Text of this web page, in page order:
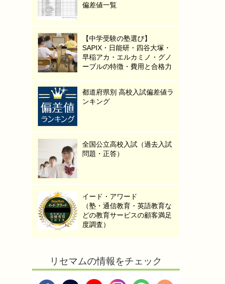
偏差値一覧
【中学受験の塾選び】
SAPIX・日能研・四谷大塚・
早稲アカ・エルカミノ・グノ
ーブルの特徴・費用と合格力
都道府県別 高校入試偏差値ラ
ンキング
全国公立高校入試（過去入試
問題・正答）
イード・アワード
（塾・通信教育・英語教育な
どの教育サービスの顧客満足
度調査）
リセマムの情報をチェック